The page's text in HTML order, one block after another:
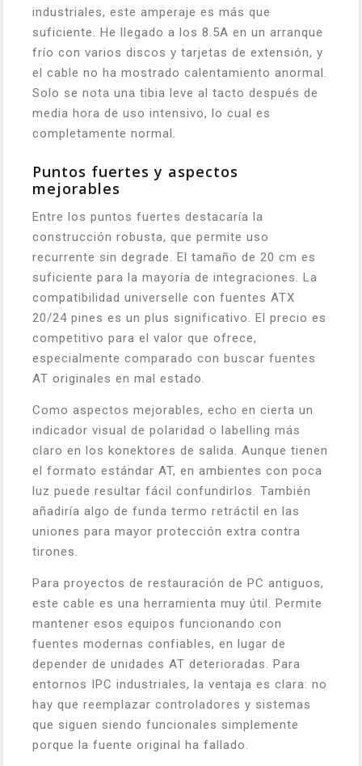
industriales, este amperaje es más que
suficiente. He llegado a los 8.5A en un arranque
frío con varios discos y tarjetas de extensión, y
el cable no ha mostrado calentamiento anormal.
Solo se nota una tibia leve al tacto después de
media hora de uso intensivo, lo cual es
completamente normal.
Puntos fuertes y aspectos
mejorables
Entre los puntos fuertes destacaría la
construcción robusta, que permite uso
recurrente sin degrade. El tamaño de 20 cm es
suficiente para la mayoría de integraciones. La
compatibilidad universelle con fuentes ATX
20/24 pines es un plus significativo. El precio es
competitivo para el valor que ofrece,
especialmente comparado con buscar fuentes
AT originales en mal estado.
Como aspectos mejorables, echo en cierta un
indicador visual de polaridad o labelling más
claro en los konektores de salida. Aunque tienen
el formato estándar AT, en ambientes con poca
luz puede resultar fácil confundirlos. También
añadiría algo de funda termo retráctil en las
uniones para mayor protección extra contra
tirones.
Para proyectos de restauración de PC antiguos,
este cable es una herramienta muy útil. Permite
mantener esos equipos funcionando con
fuentes modernas confiables, en lugar de
depender de unidades AT deterioradas. Para
entornos IPC industriales, la ventaja es clara: no
hay que reemplazar controladores y sistemas
que siguen siendo funcionales simplemente
porque la fuente original ha fallado.